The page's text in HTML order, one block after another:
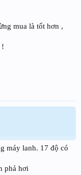
mua là tốt hơn ,
!
máy lanh. 17 độ có
phả hơi